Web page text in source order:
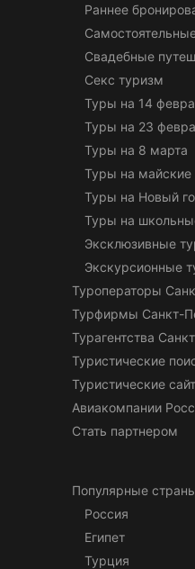
Раннее
Свадебные
Секс туризм
Туры на 14
Туры на 23
Туры на 8 марта
Туры на майские
Туры на Новый
Туры на
Эксклюзивные
Экскурсионные
Туроператоры
Турфирмы Санкт-
Турагентства
Туристические
Туристические
Авиакомпании
Стать партнером
Популярные
Россия
Египет
Турция